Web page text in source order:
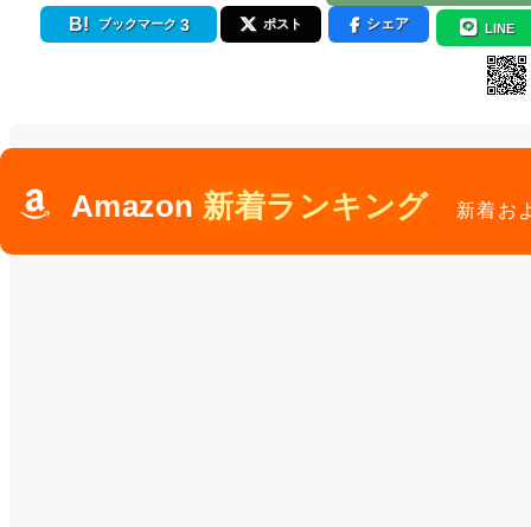
ブックマーク 3 ポスト シェア LINE
Amazon 新着ランキング 新着お